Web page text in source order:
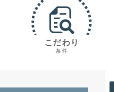
こだわり
条件